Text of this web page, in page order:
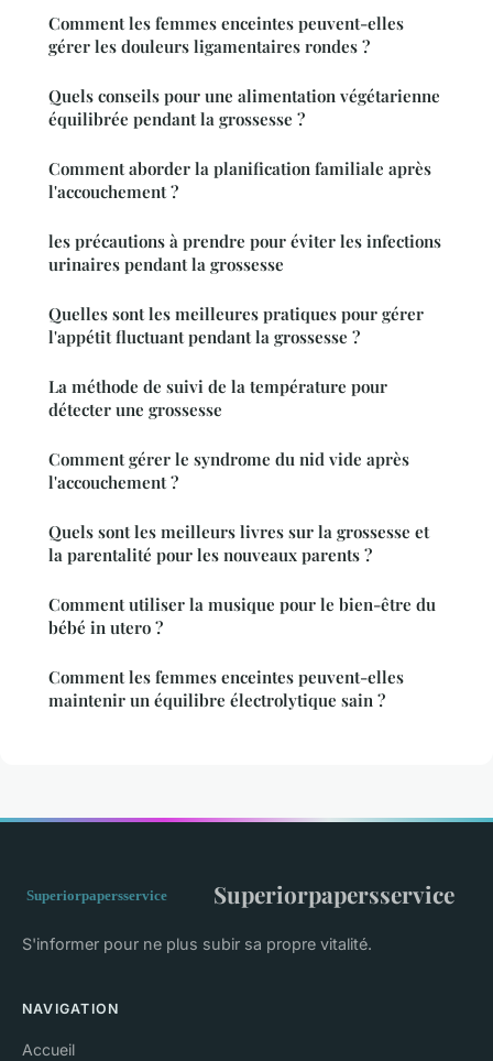
Comment les femmes enceintes peuvent-elles
gérer les douleurs ligamentaires rondes ?
Quels conseils pour une alimentation végétarienne
équilibrée pendant la grossesse ?
Comment aborder la planification familiale après
l'accouchement ?
les précautions à prendre pour éviter les infections
urinaires pendant la grossesse
Quelles sont les meilleures pratiques pour gérer
l'appétit fluctuant pendant la grossesse ?
La méthode de suivi de la température pour
détecter une grossesse
Comment gérer le syndrome du nid vide après
l'accouchement ?
Quels sont les meilleurs livres sur la grossesse et
la parentalité pour les nouveaux parents ?
Comment utiliser la musique pour le bien-être du
bébé in utero ?
Comment les femmes enceintes peuvent-elles
maintenir un équilibre électrolytique sain ?
Superiorpapersservice
S'informer pour ne plus subir sa propre vitalité.
NAVIGATION
Accueil